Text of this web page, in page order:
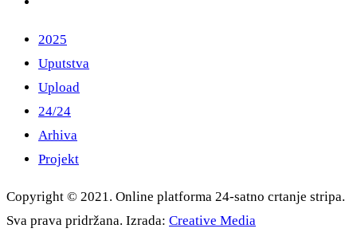
2025
Uputstva
Upload
24/24
Arhiva
Projekt
Copyright © 2021. Online platforma 24-satno crtanje stripa.
Sva prava pridržana. Izrada: Creative Media